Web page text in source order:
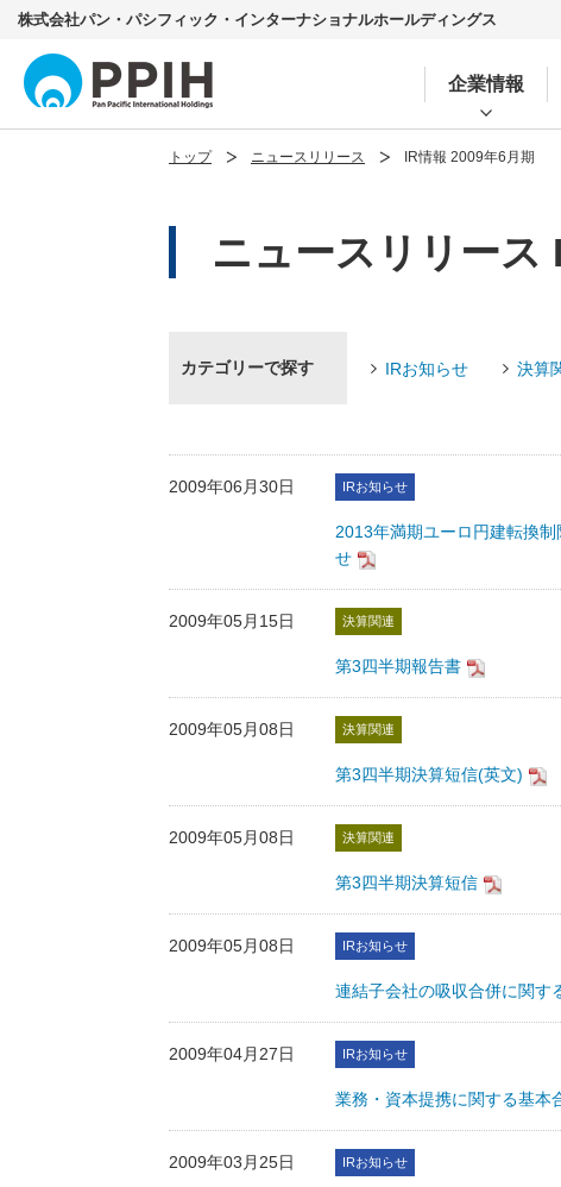
株式会社パン・パシフィック・インターナショナルホールディングス
企業情報
トップ ニュースリリース IR情報 2009年6月期
ニュースリリース
カテゴリーで探す IRお知らせ 決算
2009年06月30日 IRお知らせ
2013年満期ユーロ円建転換
せ
2009年05月15日 決算関連
第3四半期報告書
2009年05月08日 決算関連
第3四半期決算短信(英文)
2009年05月08日 決算関連
第3四半期決算短信
2009年05月08日 IRお知らせ
連結子会社の吸収合併に関す
2009年04月27日 IRお知らせ
業務・資本提携に関する基本
2009年03月25日 IRお知らせ